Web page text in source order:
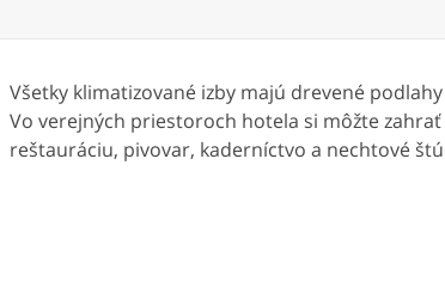
Všetky klimatizované izby majú drevené
Vo verejných priestoroch hotela si môžte
reštauráciu, pivovar, kaderníctvo a nechtové